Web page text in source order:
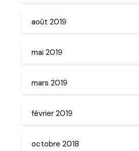
août 2019
mai 2019
mars 2019
février 2019
octobre 2018